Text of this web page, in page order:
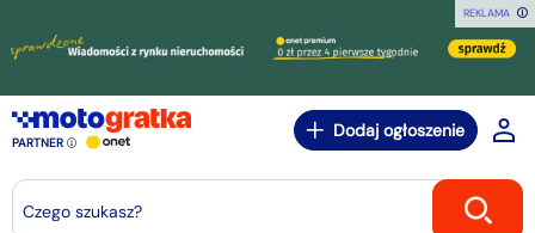
REKLAMA
PARTNER
Dodaj ogłoszenie
Czego szukasz?